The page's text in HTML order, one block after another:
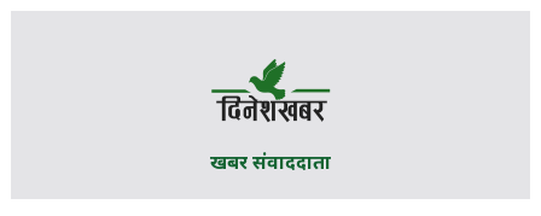
खबर संवाददाता